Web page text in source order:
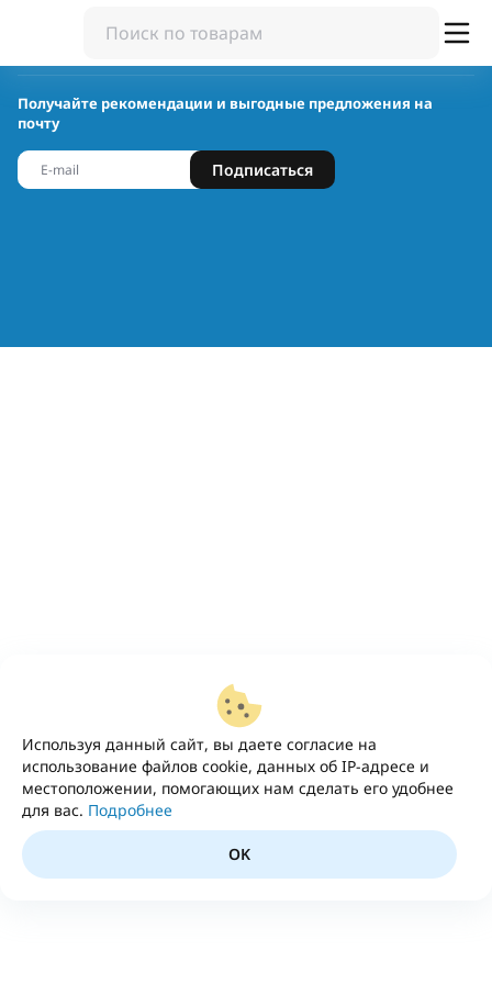
Используя данный сайт, вы даете согласие на
использование файлов cookie, данных об IP-адресе и
местоположении, помогающих нам сделать его удобнее
для вас. Подробнее
OK
Получайте рекомендации и выгодные предложения на
почту
Подписаться